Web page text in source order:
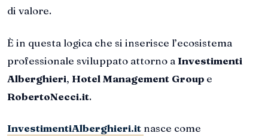
di valore.
È in questa logica che si inserisce l’ecosistema
professionale sviluppato attorno a Investimenti
Alberghieri, Hotel Management Group e
RobertoNecci.it.
InvestimentiAlberghieri.it nasce come